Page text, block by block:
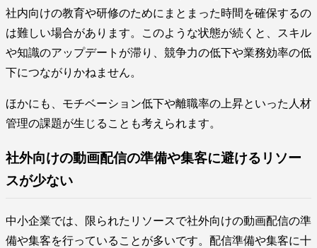
社内向けの教育や研修のためにまとまった時間を確保するの
は難しい場合があります。このような状態が続くと、スキル
や知識のアップデートが滞り、競争力の低下や業務効率の低
下につながりかねません。
ほかにも、モチベーション低下や離職率の上昇といった人材
管理の課題が生じることも考えられます。
社外向けの動画配信の準備や集客に避けるリソー
スが少ない
中小企業では、限られたリソースで社外向けの動画配信の準
備や集客を行っていることが多いです。配信準備や集客に十